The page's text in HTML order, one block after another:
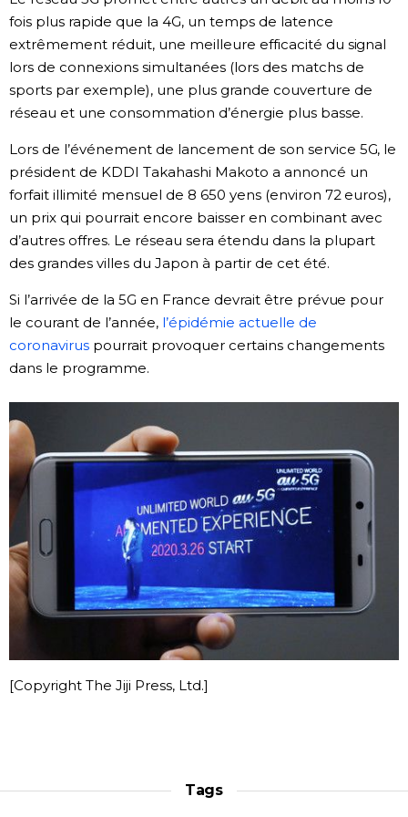
Chroniques
Images
Tokyo
fois plus rapide que la 4G, un temps de latence
extrêmement réduit, une meilleure efficacité du signal
lors de connexions simultanées (lors des matchs de
sports par exemple), une plus grande couverture de
réseau et une consommation d’énergie plus basse.
Lors de l’événement de lancement de son service 5G, le
président de KDDI Takahashi Makoto a annoncé un
forfait illimité mensuel de 8 650 yens (environ 72 euros),
un prix qui pourrait encore baisser en combinant avec
d’autres offres. Le réseau sera étendu dans la plupart
des grandes villes du Japon à partir de cet été.
Si l’arrivée de la 5G en France devrait être prévue pour
le courant de l’année, l’épidémie actuelle de
coronaviruspourrait provoquer certains changements
dans le programme.
[Copyright The Jiji Press, Ltd.]
Tags